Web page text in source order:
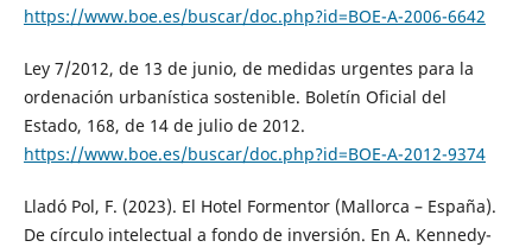
https://www.boe.es/buscar/doc.php?id=BOE-A-2006-6642
Ley 7/2012, de 13 de junio, de medidas urgentes para la
ordenación urbanística sostenible. Boletín Oficial del
Estado, 168, de 14 de julio de 2012.
https://www.boe.es/buscar/doc.php?id=BOE-A-2012-9374
Lladó Pol, F. (2023). El Hotel Formentor (Mallorca – España).
De círculo intelectual a fondo de inversión. En A. Kennedy-